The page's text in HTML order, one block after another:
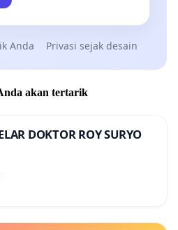
Anda Privasi sejak desain
akan tertarik
DOKTOR ROY SURYO